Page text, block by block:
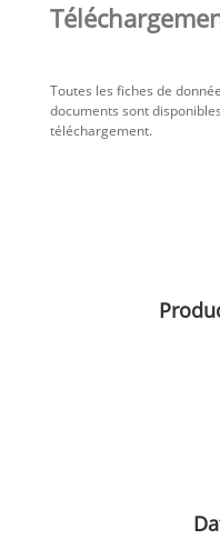
Toutes les fiches de
documents sont
téléchargement.